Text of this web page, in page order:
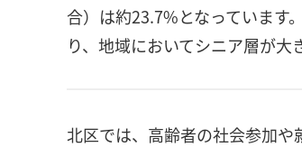
合）は約23.7%となっています
り、地域においてシニア層が大
北区では、高齢者の社会参加